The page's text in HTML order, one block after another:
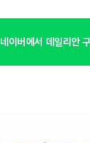
네이버에서 데일리안